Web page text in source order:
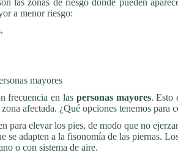
a menor riesgo:
mayores
frecuencia en las personas mayores. Esto
afectada. ¿Qué opciones tenemos para
para elevar los pies, de modo que no
se adapten a la fisonomía de las piernas.
o con sistema de aire.